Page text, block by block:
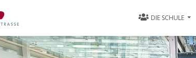
DIE SCHULE